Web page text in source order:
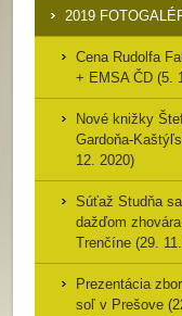
2019
Cena Rudolfa
+ EMSA ČD (5.
Nové knižky
Gardoňa-
12. 2020)
Súťaž Studňa
dažďom
Trenčíne (29.
Prezentácia
soľ v Prešove